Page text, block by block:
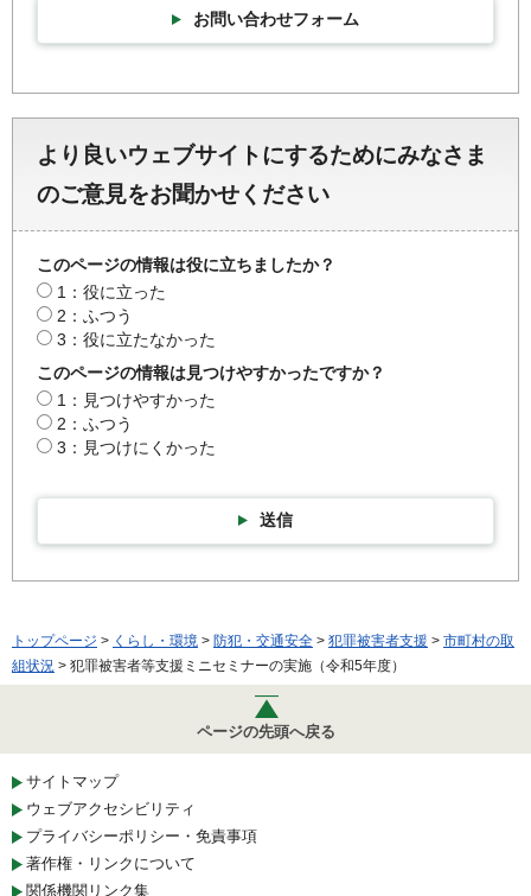
お問い合わせフォーム
より良いウェブサイトにするためにみなさま
のご意見をお聞かせください
このページの情報は役に立ちましたか？
1：役に立った
2：ふつう
3：役に立たなかった
このページの情報は見つけやすかったですか？
1：見つけやすかった
2：ふつう
3：見つけにくかった
送信
トップページ > くらし・環境 > 防犯・交通安全 > 犯罪被害者支援 > 市町村の取
組状況 > 犯罪被害者等支援ミニセミナーの実施（令和5年度）
ページの先頭へ戻る
サイトマップ
ウェブアクセシビリティ
プライバシーポリシー・免責事項
著作権・リンクについて
関係機関リンク集